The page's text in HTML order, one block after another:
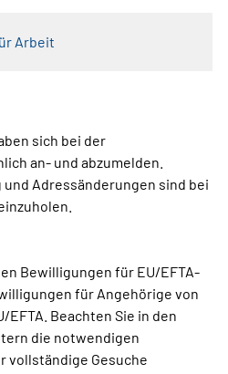
Arbeit
sich bei der
an- und abzumelden.
Adressänderungen sind bei
Bewilligungen für EU/EFTA-
für Angehörige von
EFTA. Beachten Sie in den
die notwendigen
vollständige Gesuche